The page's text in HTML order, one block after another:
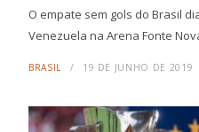
O empate sem gols do Brasil
Venezuela na Arena Fonte
BRASIL 19 DE JUNHO DE 2019